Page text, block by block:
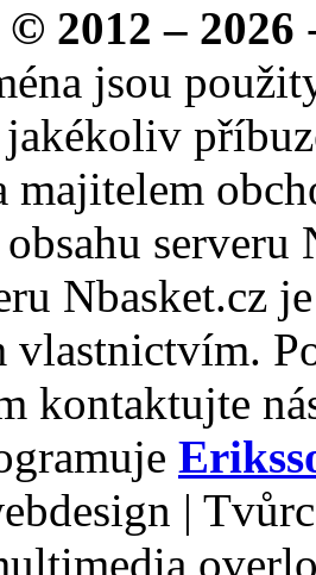
2012 – 2026
jsou
majitelem
serveru
Nbasket.cz
vlastnictvím.
kontaktujte
|